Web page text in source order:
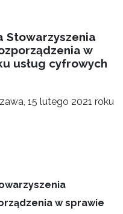
Stowarzyszenia
w
usług cyfrowych
15 lutego 2021 roku
w sprawie